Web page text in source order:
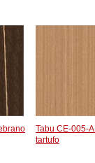
Tabu CE-005-
tartufo